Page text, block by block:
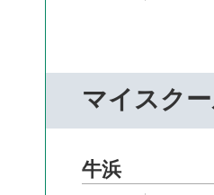
マイスク
牛浜